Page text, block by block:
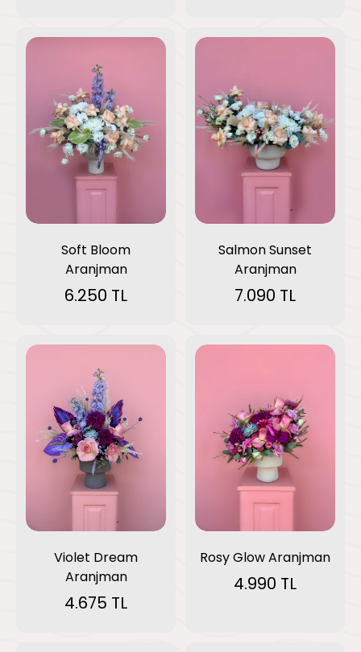
Soft Bloom
Aranjman
6.250 TL
Salmon Sunset
Aranjman
7.090 TL
Violet Dream
Aranjman
4.675 TL
Rosy Glow Aranjman
4.990 TL